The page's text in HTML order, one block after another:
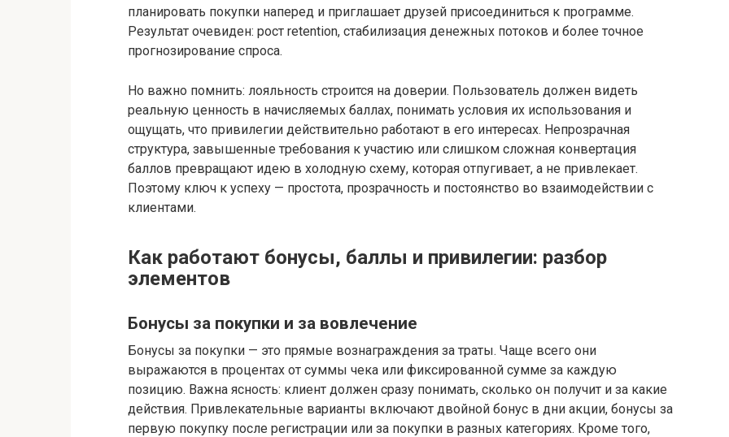
планировать покупки наперед и приглашает друзей присоединиться к программе.
Результат очевиден: рост retention, стабилизация денежных потоков и более точное
прогнозирование спроса.
Но важно помнить: лояльность строится на доверии. Пользователь должен видеть
реальную ценность в начисляемых баллах, понимать условия их использования и
ощущать, что привилегии действительно работают в его интересах. Непрозрачная
структура, завышенные требования к участию или слишком сложная конвертация
баллов превращают идею в холодную схему, которая отпугивает, а не привлекает.
Поэтому ключ к успеху — простота, прозрачность и постоянство во взаимодействии с
клиентами.
Как работают бонусы, баллы и привилегии: разбор
элементов
Бонусы за покупки и за вовлечение
Бонусы за покупки — это прямые вознаграждения за траты. Чаще всего они
выражаются в процентах от суммы чека или фиксированной сумме за каждую
позицию. Важна ясность: клиент должен сразу понимать, сколько он получит и за какие
действия. Привлекательные варианты включают двойной бонус в дни акции, бонусы за
первую покупку после регистрации или за покупки в разных категориях. Кроме того,